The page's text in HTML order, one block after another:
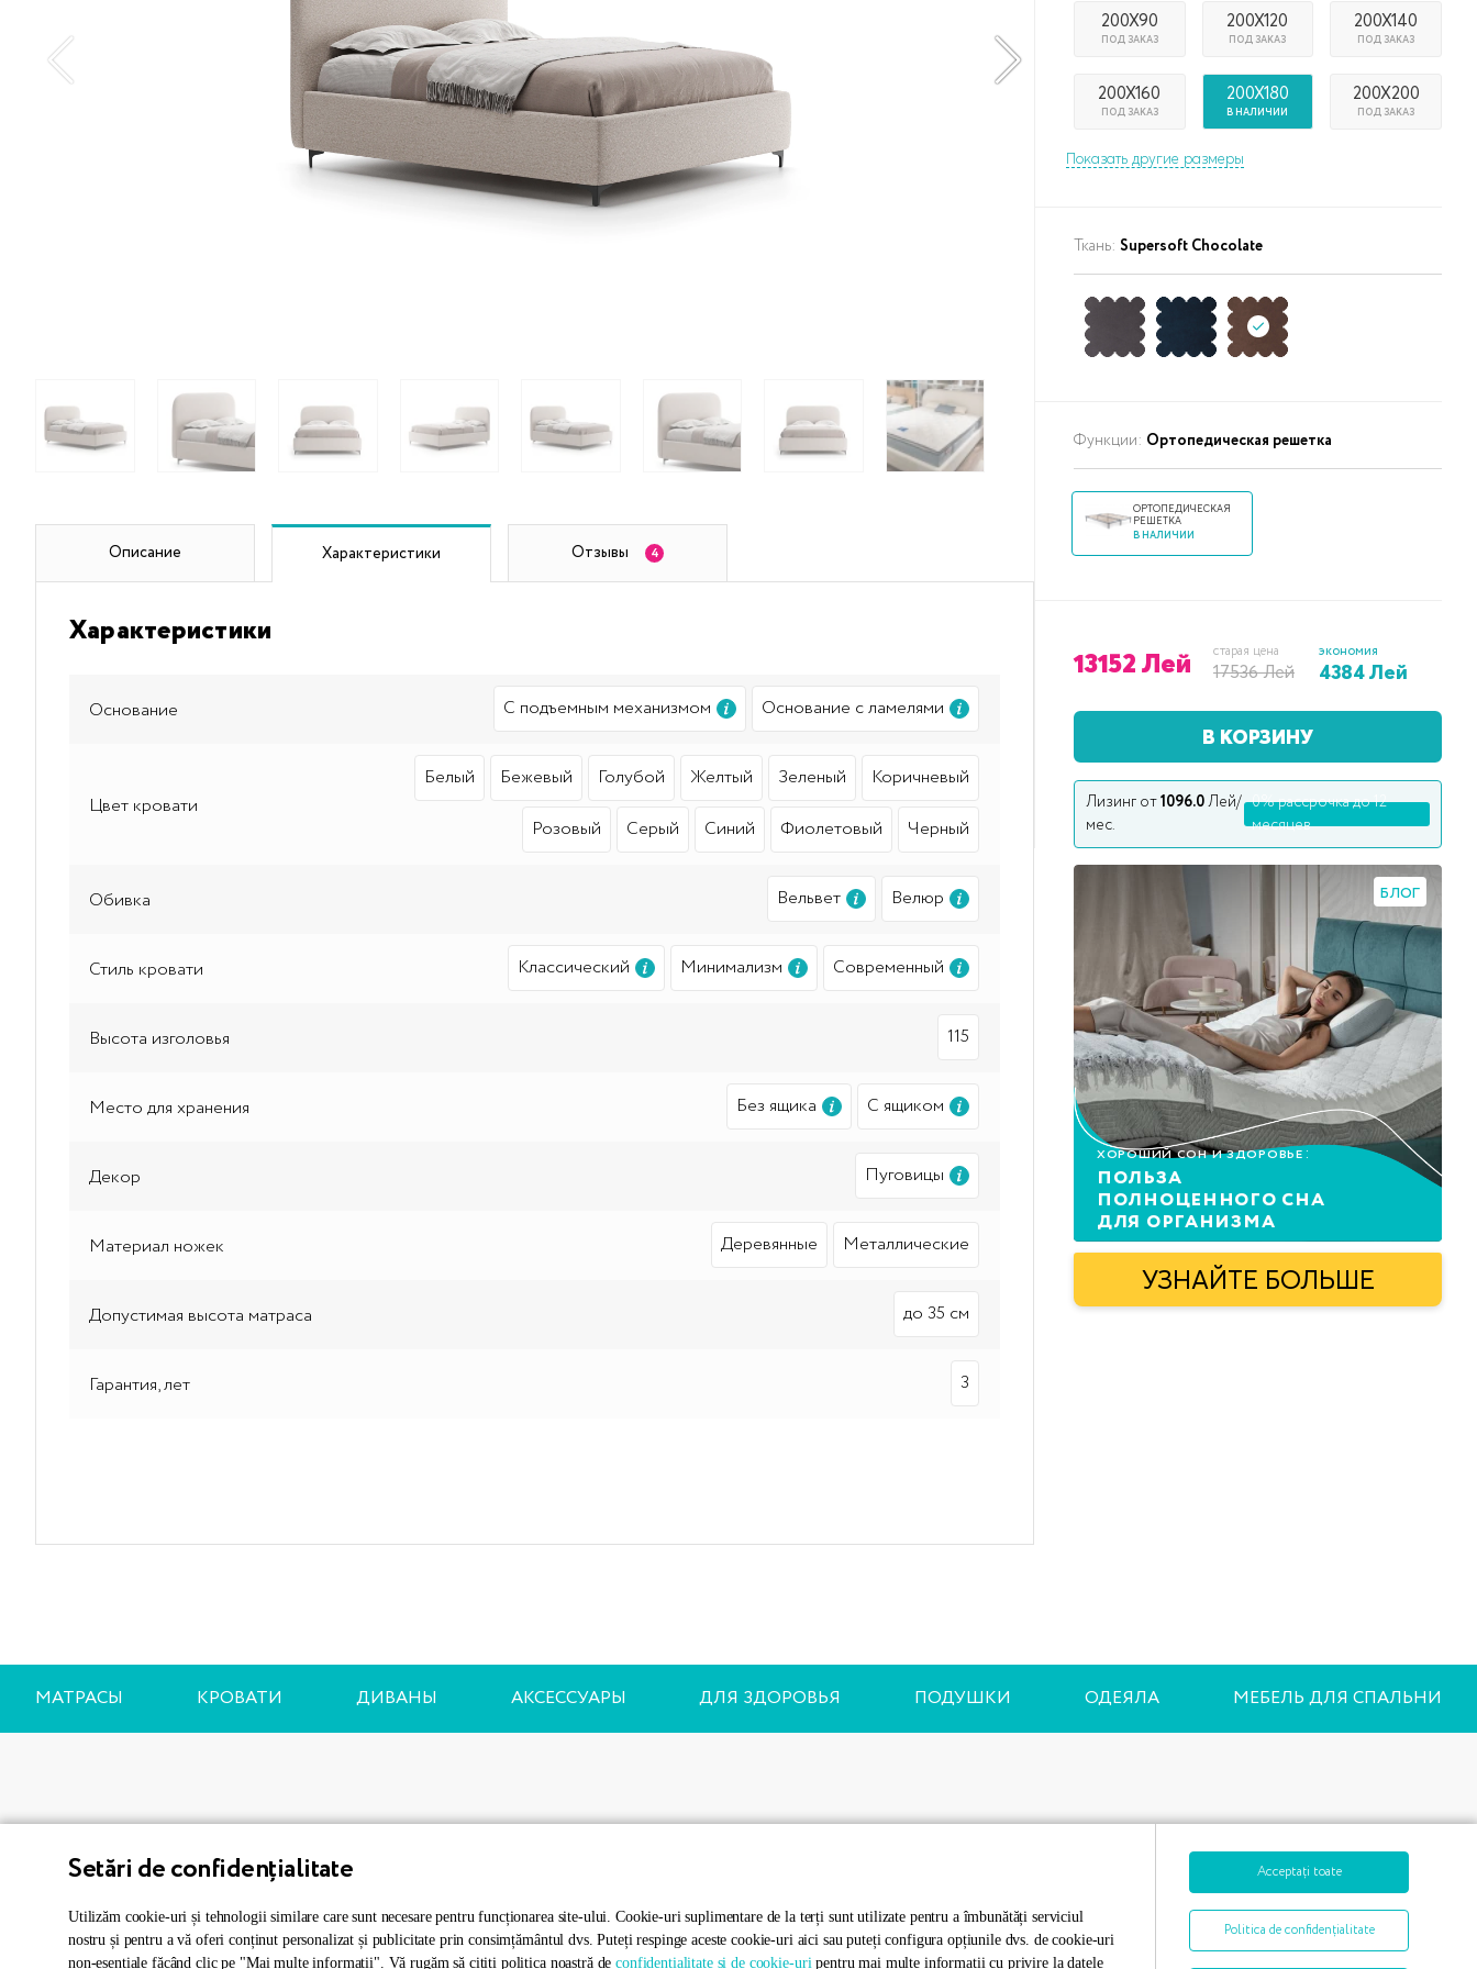
180 х 200
200 х 200
Скидки
Описание Характеристики Отзывы 4
Характеристики
Основание С подъемным механизмом Основание с ламелями
Цвет кровати
Белый Бежевый Голубой Желтый Зеленый Коричневый
Розовый Серый Синий Фиолетовый Черный
Обивка Вельвет Велюр
Стиль кровати Классический Минимализм Современный
Высота изголовья 115
Место для хранения Без ящика С ящиком
Декор Пуговицы
Материал ножек Деревянные Металлические
Допустимая высота матраса до 35 см
Гарантия, лет 3
200X90
ПОД ЗАКАЗ
200X120
ПОД ЗАКАЗ
200X140
ПОД ЗАКАЗ
200X160
ПОД ЗАКАЗ
200X180
В НАЛИЧИИ
200X200
ПОД ЗАКАЗ
Показать другие размеры
Ткань: Supersoft Chocolate
Функции: Ортопедическая решетка
ОРТОПЕДИЧЕСКАЯ
РЕШЕТКА
В НАЛИЧИИ
13152 Лей старая цена
17536 Лей
экономия
4384 Лей
В КОРЗИНУ
Лизинг от1096.0Лей/
мес.
0% рассрочка до 12
месяцев
БЛОГ
Хороший сон и здоровье:
польза
полноценного сна
для организма
УЗНАЙТЕ БОЛЬШЕ
МАТРАСЫ КРОВАТИ ДИВАНЫ АКСЕССУАРЫ ДЛЯ ЗДОРОВЬЯ ПОДУШКИ ОДЕЯЛА МЕБЕЛЬ ДЛЯ СПАЛЬНИ
Мы стараемся сделать человека
счастливым и здоровым, давая силы и
Доставка и оплата
Гарантия
Политика обработки
персональных данных
+373 79 888 908 ОНЛАЙН
Setări de confidențialitate
Utilizăm cookie-uri și tehnologii similare care sunt necesare pentru funcționarea site-ului. Cookie-uri suplimentare de la terți sunt utilizate pentru a îmbunătăți serviciul
nostru și pentru a vă oferi conținut personalizat și publicitate prin consimțământul dvs. Puteți respinge aceste cookie-uri aici sau puteți configura opțiunile dvs. de cookie-uri
non-esențiale făcând clic pe "Mai multe informații". Vă rugăm să citiți politica noastră deconfidențialitate și de cookie-uripentru mai multe informații cu privire la datele
Acceptați toate
Politica de confidențialitate